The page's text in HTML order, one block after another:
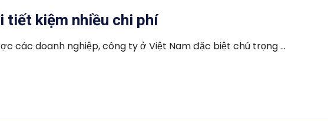
tiết kiệm nhiều chi phí
các doanh nghiệp, công ty ở Việt Nam đặc biệt chú trọng ...